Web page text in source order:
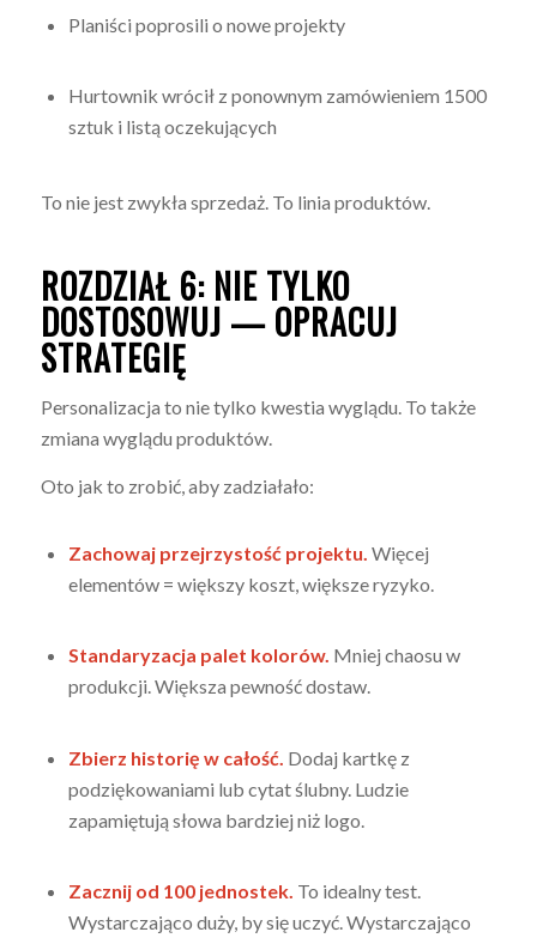
Planiści poprosili o nowe projekty
Hurtownik wrócił z ponownym zamówieniem 1500
sztuk i listą oczekujących
To nie jest zwykła sprzedaż. To linia produktów.
ROZDZIAŁ 6: NIE TYLKO
DOSTOSOWUJ — OPRACUJ
STRATEGIĘ
Personalizacja to nie tylko kwestia wyglądu. To także
zmiana wyglądu produktów.
Oto jak to zrobić, aby zadziałało:
Zachowaj przejrzystość projektu. Więcej
elementów = większy koszt, większe ryzyko.
Standaryzacja palet kolorów. Mniej chaosu w
produkcji. Większa pewność dostaw.
Zbierz historię w całość. Dodaj kartkę z
podziękowaniami lub cytat ślubny. Ludzie
zapamiętują słowa bardziej niż logo.
Zacznij od 100 jednostek. To idealny test.
Wystarczająco duży, by się uczyć. Wystarczająco